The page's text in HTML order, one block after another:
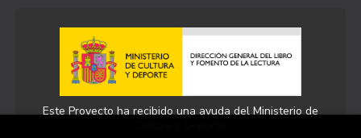
Este Proyecto ha recibido una ayuda del Ministerio de